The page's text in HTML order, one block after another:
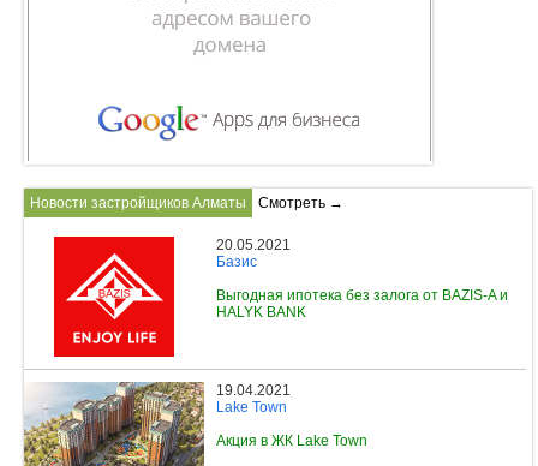
Новости застройщиков Алматы Смотреть →
20.05.2021
Базис
Выгодная ипотека без залога от BAZIS-A и
HALYK BANK
19.04.2021
Lake Town
Акция в ЖК Lake Town